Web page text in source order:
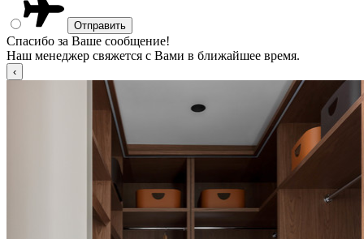
Спасибо за Ваше сообщение!
Наш менеджер свяжется с Вами в ближайшее время.